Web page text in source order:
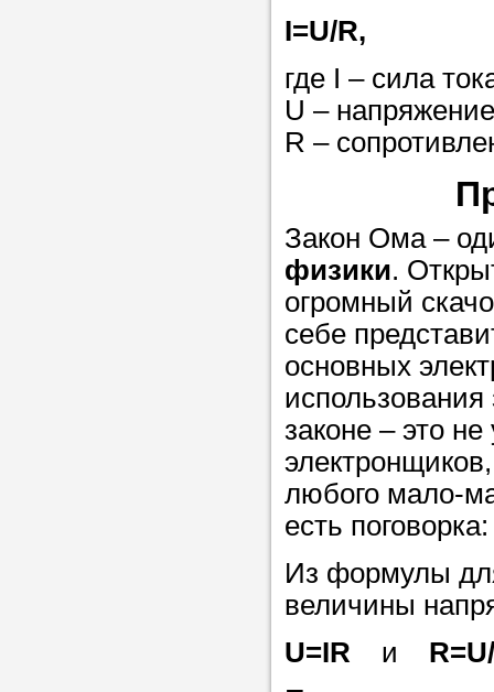
чтобы мы
самого
репетитора.
Мы
в
советам,
репетитора
Совет 3.
студент-
хорошо
задачей. Он
цена ниже, и
найдет
I=U/R,
где I – сила
U –
R –
Закон Ома –
физики.
огромный
себе
основных
законе – это
любого мало-
есть
Из формулы
величины
U=IR и